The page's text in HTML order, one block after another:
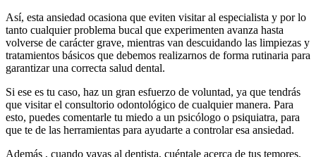
Así, esta ansiedad ocasiona que eviten visitar al especialista y por lo
tanto cualquier problema bucal que experimenten avanza hasta
volverse de carácter grave, mientras van descuidando las limpiezas y
tratamientos básicos que debemos realizarnos de forma rutinaria para
garantizar una correcta salud dental.
Si ese es tu caso, haz un gran esfuerzo de voluntad, ya que tendrás
que visitar el consultorio odontológico de cualquier manera. Para
esto, puedes comentarle tu miedo a un psicólogo o psiquiatra, para
que te de las herramientas para ayudarte a controlar esa ansiedad.
Además , cuando vayas al dentista, cuéntale acerca de tus temores.